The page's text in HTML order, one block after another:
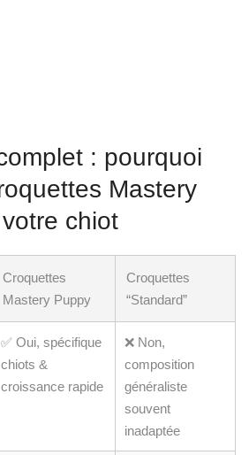
Croquettes
Mastery Puppy
Croquettes
“Standard”
✅ Oui, spécifique
chiots &
croissance rapide
composition
généraliste
souvent
inadaptée
Volaille hautement
digestible, sans
⚠️ Protéines
parfois d’origine
incertaine (sous-
produits)